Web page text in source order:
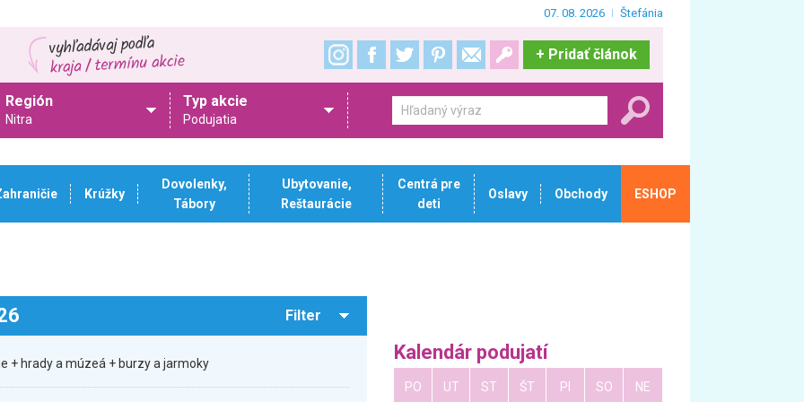
07. 08. 2026 Štefánia
+ Pridať článok
Región
Nitra
Typ akcie
Podujatia
Krúžky
Dovolenky,
Tábory
Ubytovanie,
Reštaurácie
Centrá pre
deti
Oslavy Obchody ESHOP
Filter
+ hrady a múzeá + burzy a jarmoky Kalendár podujatí
PO UT ST ŠT PI SO NE